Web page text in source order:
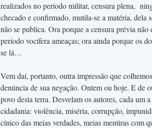
realizados no período militar, censura plena,
checado e confirmado, mutila-se a matéria, dela
não se publica. Ora porque a censura prévia
período vocifera ameaças; ora ainda porque os
se lá…
Vem daí, portanto, outra impressão que
denúncia de sua negação. Ontem ou hoje. E de
povo desta terra. Desvelam os autores, cada um
cidadania: violência, miséria, corrupção,
cínico das meias verdades, meias mentiras com